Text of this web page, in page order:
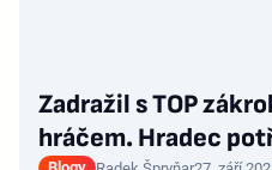
Zadražil s TOP
hráčem. Hradec